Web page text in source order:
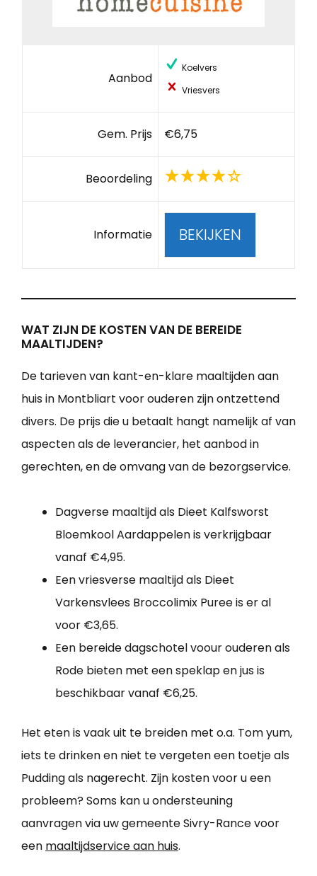
Aanbod
Koelvers
Vriesvers
Gem. Prijs €6,75
Beoordeling
Informatie BEKIJKEN
WAT ZIJN DE KOSTEN VAN DE BEREIDE
MAALTIJDEN?
De tarieven van kant-en-klare maaltijden aan
huis in Montbliart voor ouderen zijn ontzettend
divers. De prijs die u betaalt hangt namelijk af van
aspecten als de leverancier, het aanbod in
gerechten, en de omvang van de bezorgservice.
Dagverse maaltijd als Dieet Kalfsworst
Bloemkool Aardappelen is verkrijgbaar
vanaf €4,95.
Een vriesverse maaltijd als Dieet
Varkensvlees Broccolimix Puree is er al
voor €3,65.
Een bereide dagschotel voour ouderen als
Rode bieten met een speklap en jus is
beschikbaar vanaf €6,25.
Het eten is vaak uit te breiden met o.a. Tom yum,
iets te drinken en niet te vergeten een toetje als
Pudding als nagerecht. Zijn kosten voor u een
probleem? Soms kan u ondersteuning
aanvragen via uw gemeente Sivry-Rance voor
een maaltijdservice aan huis.